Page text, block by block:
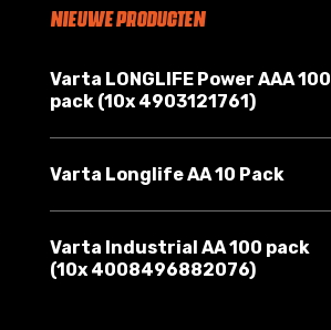
NIEUWE PRODUCTEN
Varta LONGLIFE Power AAA 100
pack (10x 4903121761)
Varta Longlife AA 10 Pack
Varta Industrial AA 100 pack
(10x 4008496882076)